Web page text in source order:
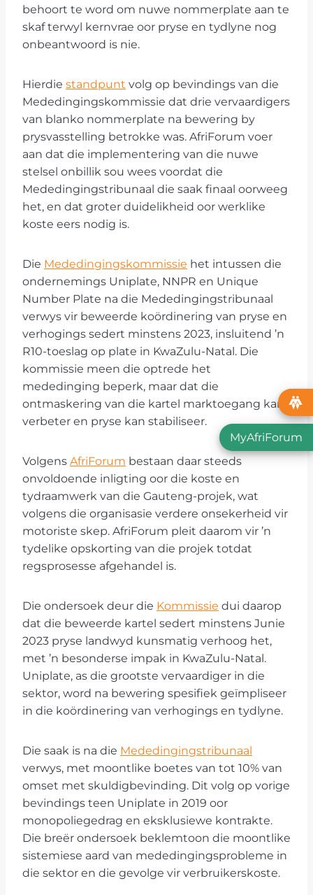
behoort te word om nuwe nommerplate aan te
skaf terwyl kernvrae oor pryse en tydlyne nog
onbeantwoord is nie.
Hierdie standpunt volg op bevindings van die
Mededingingskommissie dat drie vervaardigers
van blanko nommerplate na bewering by
prysvasstelling betrokke was. AfriForum voer
aan dat die implementering van die nuwe
stelsel onbillik sou wees voordat die
Mededingingstribunaal die saak finaal oorweeg
het, en dat groter duidelikheid oor werklike
koste eers nodig is.
Die Mededingingskommissie het intussen die
ondernemings Uniplate, NNPR en Unique
Number Plate na die Mededingingstribunaal
verwys vir beweerde koördinering van pryse en
verhogings sedert minstens 2023, insluitend ’n
R10-toeslag op plate in KwaZulu-Natal. Die
kommissie meen die optrede het
mededinging beperk, maar dat die
ontmaskering van die kartel marktoegang kan
verbeter en pryse kan stabiliseer.
Volgens AfriForum bestaan daar steeds
onvoldoende inligting oor die koste en
tydraamwerk van die Gauteng-projek, wat
volgens die organisasie verdere onsekerheid vir
motoriste skep. AfriForum pleit daarom vir ’n
tydelike opskorting van die projek totdat
regsprosesse afgehandel is.
Die ondersoek deur die Kommissie dui daarop
dat die beweerde kartel sedert minstens Junie
2023 pryse landwyd kunsmatig verhoog het,
met ’n besonderse impak in KwaZulu-Natal.
Uniplate, as die grootste vervaardiger in die
sektor, word na bewering spesifiek geïmpliseer
in die koördinering van verhogings en tydlyne.
Die saak is na die Mededingingstribunaal
verwys, met moontlike boetes van tot 10% van
omset met skuldigbevinding. Dit volg op vorige
bevindings teen Uniplate in 2019 oor
monopoliegedrag en eksklusiewe kontrakte.
Die breër ondersoek beklemtoon die moontlike
sistemiese aard van mededingingsprobleme in
die sektor en die gevolge vir verbruikerskoste.
MyAfriForum